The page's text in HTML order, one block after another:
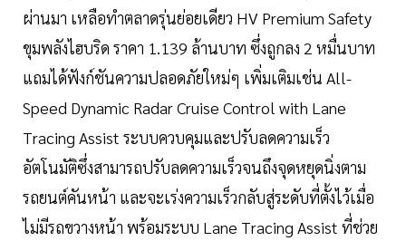
ผ่านมา เหลือทำตลาดรุ่นย่อยเดียว HV Premium Safety
ขุมพลังไฮบริด ราคา 1.139 ล้านบาท ซึ่งถูกลง 2 หมื่นบาท
แถมได้ฟังก์ชันความปลอดภัยใหม่ๆ เพิ่มเติมเช่น All-
Speed Dynamic Radar Cruise Control with Lane
Tracing Assist ระบบควบคุมและปรับลดความเร็ว
อัตโนมัติซึ่งสามารถปรับลดความเร็วจนถึงจุดหยุดนิ่งตาม
รถยนต์คันหน้า และจะเร่งความเร็วกลับสู่ระดับที่ตั้งไว้เมื่อ
ไม่มีรถขวางหน้า พร้อมระบบ Lane Tracing Assist ที่ช่วย